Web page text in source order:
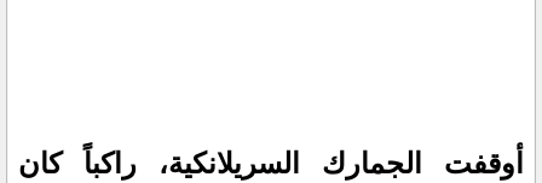
أوقفت الجمارك السريلانكية، راكباً كان